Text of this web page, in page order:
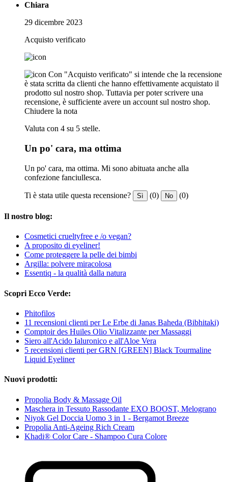
Chiara
29 dicembre 2023
Acquisto verificato
Con "Acquisto verificato" si intende che la recensione
è stata scritta da clienti che hanno effettivamente acquistato il
prodotto sul nostro shop. Tuttavia per poter scrivere una
recensione, è sufficiente avere un account sul nostro shop.
Chiudere la nota
Valuta con 4 su 5 stelle.
Un po' cara, ma ottima
Un po' cara, ma ottima. Mi sono abituata anche alla
confezione fanciullesca.
Ti è stata utile questa recensione? Sì (0) No (0)
Il nostro blog:
Cosmetici crueltyfree e /o vegan?
A proposito di eyeliner!
Come proteggere la pelle dei bimbi
Argilla: polvere miracolosa
Essentiq - la qualità dalla natura
Scopri Ecco Verde:
Phitofilos
11 recensioni clienti per Le Erbe di Janas Baheda (Bibhitaki)
Comptoir des Huiles Olio Vitalizzante per Massaggi
Siero all'Acido Ialuronico e all'Aloe Vera
5 recensioni clienti per GRN [GREEN] Black Tourmaline
Liquid Eyeliner
Nuovi prodotti:
Propolia Body & Massage Oil
Maschera in Tessuto Rassodante EXO BOOST, Melograno
Niyok Gel Doccia Uomo 3 in 1 - Bergamot Breeze
Propolia Anti-Ageing Rich Cream
Khadi® Color Care - Shampoo Cura Colore